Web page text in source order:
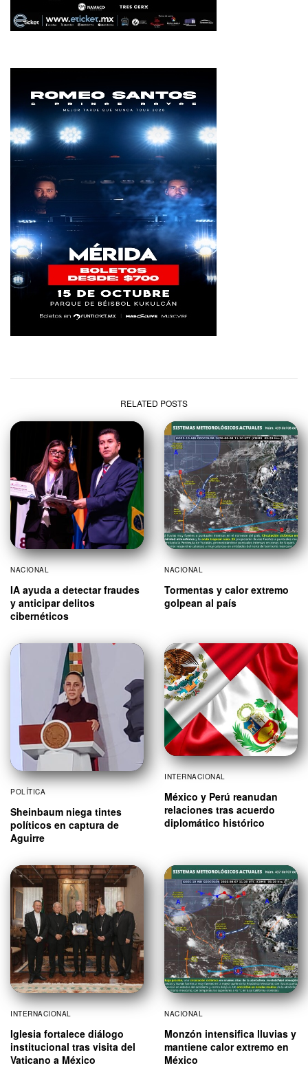
RELATED POSTS
NACIONAL
IA ayuda a detectar fraudes
y anticipar delitos
cibernéticos
NACIONAL
Tormentas y calor extremo
golpean al país
POLÍTICA
Sheinbaum niega tintes
políticos en captura de
Aguirre
INTERNACIONAL
México y Perú reanudan
relaciones tras acuerdo
diplomático histórico
INTERNACIONAL
Iglesia fortalece diálogo
institucional tras visita del
Vaticano a México
NACIONAL
Monzón intensifica lluvias y
mantiene calor extremo en
México